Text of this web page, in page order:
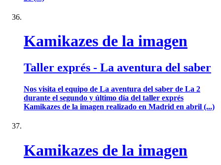
Kamikazes de la imagen
Taller exprés - La aventura del saber
Nos visita el equipo de La aventura del saber de La 2
durante el segundo y último día del taller exprés
Kamikazes de la imagen realizado en Madrid en abril (...)
Kamikazes de la imagen